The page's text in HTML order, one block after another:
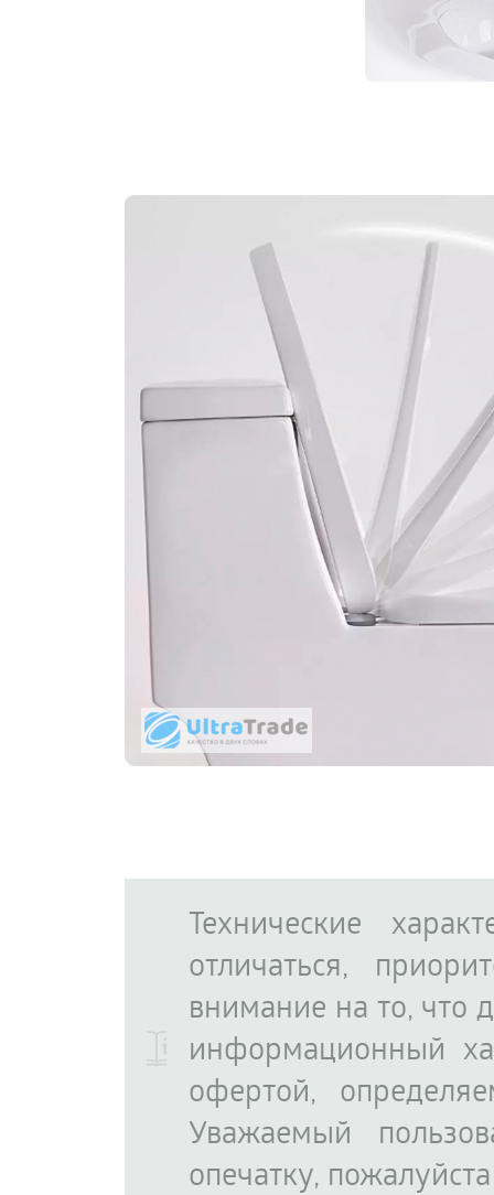
Технические
отличаться,
внимание на то, что
информационный
офертой,
Уважаемый
опечатку,